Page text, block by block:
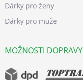
Dárky pro ženy
Dárky pro muže
MOŽNOSTI DOPRAVY